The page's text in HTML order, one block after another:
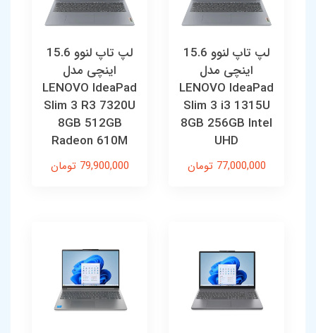
لپ تاپ لنوو 15.6
اینچی مدل
LENOVO IdeaPad
Slim 3 i3 1315U
8GB 256GB Intel
UHD
77,000,000 تومان
لپ تاپ لنوو 15.6
اینچی مدل
LENOVO IdeaPad
Slim 3 R3 7320U
8GB 512GB
Radeon 610M
79,900,000 تومان